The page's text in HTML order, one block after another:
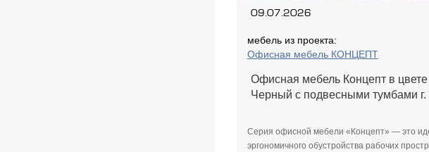
09.07.2026
мебель из проекта:
Офисная мебель КОНЦЕПТ
Офисная мебель Концепт в
Черный с подвесными тумбами г.
Серия офисной мебели «Концепт» — это
эргономичного обустройства рабочих